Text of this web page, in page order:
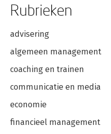
Rubrieken
advisering
algemeen management
coaching en trainen
communicatie en media
economie
financieel management